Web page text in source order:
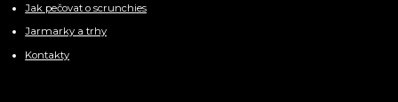
Jak pečovat o scrunchies
Jarmarky a trhy
Kontakty